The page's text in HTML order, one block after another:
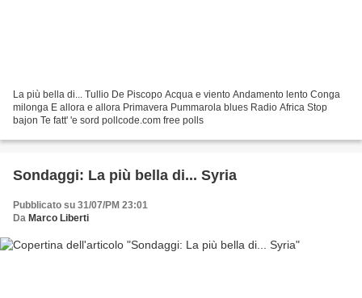
La più bella di... Tullio De Piscopo Acqua e viento Andamento lento Conga
milonga E allora e allora Primavera Pummarola blues Radio Africa Stop
bajon Te fatt' 'e sord pollcode.com free polls
Sondaggi: La più bella di... Syria
Pubblicato su 31/07/PM 23:01
Da Marco Liberti